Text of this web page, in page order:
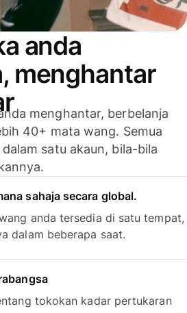
anda
menghantar
menghantar, berbelanja
40+ mata wang. Semua
satu akaun, bila-bila
sahaja secara global.
anda tersedia di satu tempat,
dalam beberapa saat.
tokokan kadar pertukaran